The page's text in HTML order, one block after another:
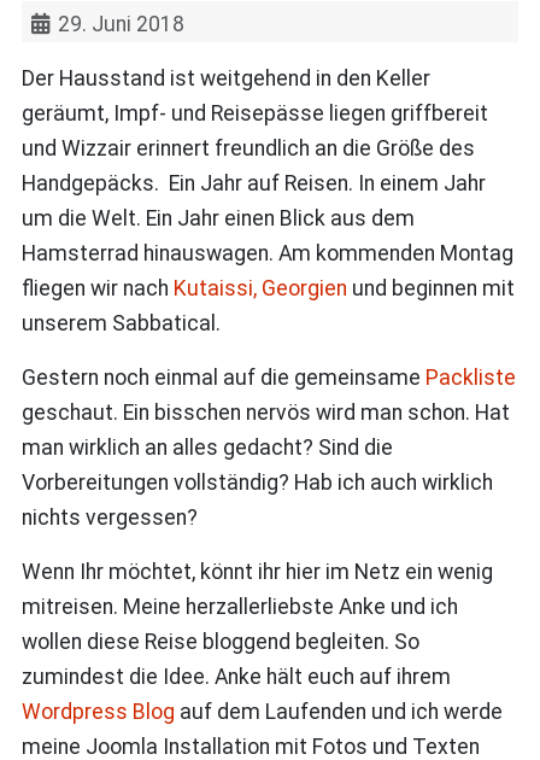
29. Juni 2018
Der Hausstand ist weitgehend in den Keller
geräumt, Impf- und Reisepässe liegen griffbereit
und Wizzair erinnert freundlich an die Größe des
Handgepäcks. Ein Jahr auf Reisen. In einem Jahr
um die Welt. Ein Jahr einen Blick aus dem
Hamsterrad hinauswagen. Am kommenden Montag
fliegen wir nach Kutaissi, Georgien und beginnen mit
unserem Sabbatical.
Gestern noch einmal auf die gemeinsame Packliste
geschaut. Ein bisschen nervös wird man schon. Hat
man wirklich an alles gedacht? Sind die
Vorbereitungen vollständig? Hab ich auch wirklich
nichts vergessen?
Wenn Ihr möchtet, könnt ihr hier im Netz ein wenig
mitreisen. Meine herzallerliebste Anke und ich
wollen diese Reise bloggend begleiten. So
zumindest die Idee. Anke hält euch auf ihrem
Wordpress Blog auf dem Laufenden und ich werde
meine Joomla Installation mit Fotos und Texten